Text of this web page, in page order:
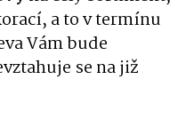
a to v termínu
Vám bude
se na již